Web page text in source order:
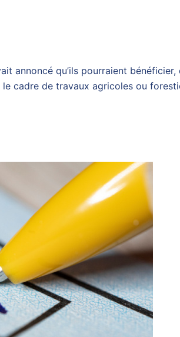
annoncé qu’ils pourraient
cadre de travaux agricoles ou